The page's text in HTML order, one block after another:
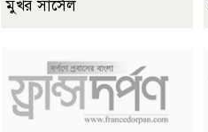
মুখর সার্সেল